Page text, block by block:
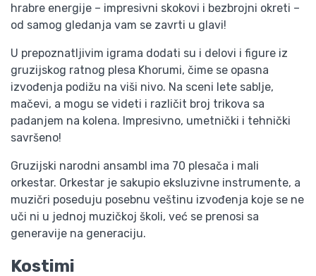
hrabre energije – impresivni skokovi i bezbrojni okreti –
od samog gledanja vam se zavrti u glavi!
U prepoznatljivim igrama dodati su i delovi i figure iz
gruzijskog ratnog plesa Khorumi, čime se opasna
izvođenja podižu na viši nivo. Na sceni lete sablje,
mačevi, a mogu se videti i različit broj trikova sa
padanjem na kolena. Impresivno, umetnički i tehnički
savršeno!
Gruzijski narodni ansambl ima 70 plesača i mali
orkestar. Orkestar je sakupio eksluzivne instrumente, a
muzičri poseduju posebnu veštinu izvođenja koje se ne
uči ni u jednoj muzičkoj školi, već se prenosi sa
generavije na generaciju.
Kostimi